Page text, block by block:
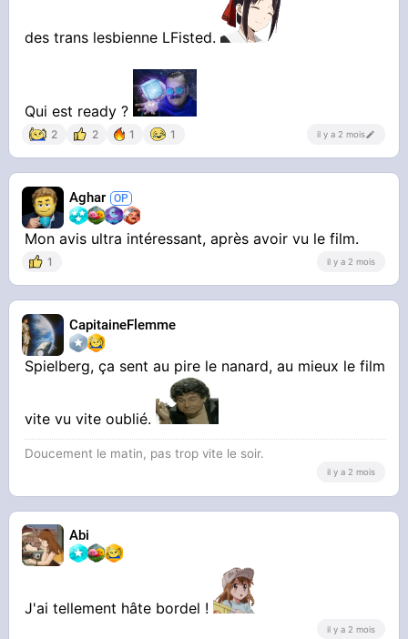
des trans lesbienne LFisted.
Qui est ready ?
2 2 1 1 il y a 2 mois
Aghar
Mon avis ultra intéressant, après avoir vu le film.
1 il y a 2 mois
CapitaineFlemme
Spielberg, ça sent au pire le nanard, au mieux le film
vite vu vite oublié.
Doucement le matin, pas trop vite le soir.
il y a 2 mois
Abi
J'ai tellement hâte bordel !
il y a 2 mois